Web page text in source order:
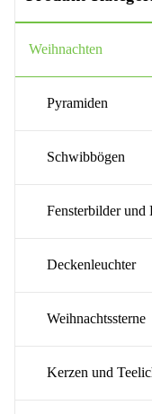
Weihnachten
Pyramiden
Schwibbögen
Fensterbilder und
Deckenleuchter
Weihnachtssterne
Kerzen und